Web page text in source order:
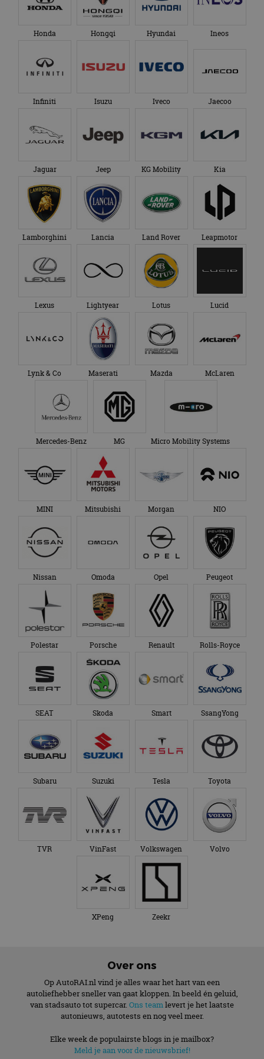
Honda Hongqi Hyundai Ineos
Infiniti Isuzu Iveco Jaecoo
Jaguar Jeep KG Mobility Kia
Lamborghini Lancia Land Rover Leapmotor
Lexus Lightyear Lotus Lucid
Lynk & Co Maserati Mazda McLaren
Mercedes-Benz MG Micro Mobility Systems
MINI Mitsubishi Morgan NIO
Nissan Omoda Opel Peugeot
Polestar Porsche Renault Rolls-Royce
SEAT Skoda Smart SsangYong
Subaru Suzuki Tesla Toyota
TVR VinFast Volkswagen Volvo
XPeng Zeekr
Over ons
Op AutoRAI.nl vind je alles waar het hart van een
autoliefhebber sneller van gaat kloppen. In beeld én geluid,
van stadsauto tot supercar. Ons teamlevert je het laatste
autonieuws, autotests en nog veel meer.
Elke week de populairste blogs in je mailbox?
Meld je aan voor de nieuwsbrief!